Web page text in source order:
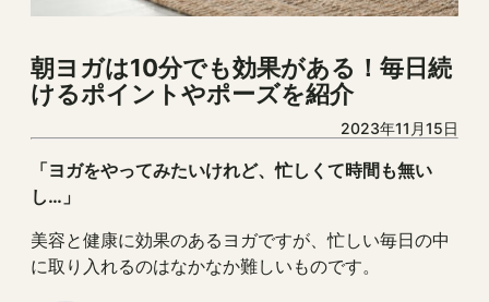
朝ヨガは10分でも効果がある！毎日続
けるポイントやポーズを紹介
2023年11月15日
「ヨガをやってみたいけれど、忙しくて時間も無い
し…」
美容と健康に効果のあるヨガですが、忙しい毎日の中
に取り入れるのはなかなか難しいものです。